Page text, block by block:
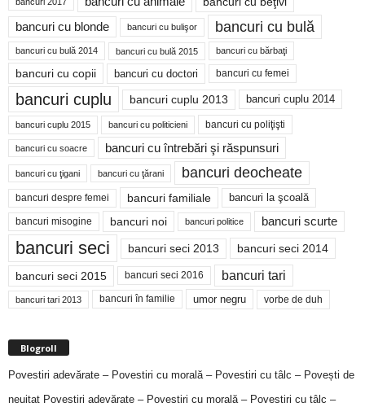
bancuri cu blonde bancuri cu bulişor bancuri cu bulă
bancuri cu bulă 2014 bancuri cu bulă 2015 bancuri cu bărbaţi
bancuri cu copii bancuri cu doctori bancuri cu femei
bancuri cuplu bancuri cuplu 2013 bancuri cuplu 2014
bancuri cuplu 2015 bancuri cu politicieni bancuri cu poliţişti
bancuri cu soacre bancuri cu întrebări şi răspunsuri
bancuri cu ţigani bancuri cu ţărani bancuri deocheate
bancuri despre femei bancuri familiale bancuri la şcoală
bancuri misogine bancuri noi bancuri politice bancuri scurte
bancuri seci bancuri seci 2013 bancuri seci 2014
bancuri seci 2015 bancuri seci 2016 bancuri tari
bancuri tari 2013 bancuri în familie umor negru vorbe de duh
Blogroll
Povestiri adevărate – Povestiri cu morală – Povestiri cu tâlc – Povești de
neuitat Povestiri adevărate – Povestiri cu morală – Povestiri cu tâlc –